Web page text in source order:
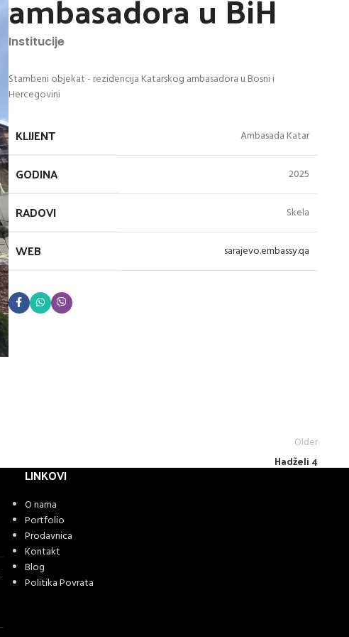
Institucije
Stambeni objekat - rezidencija Katarskog ambasadora u Bosni i
Hercegovini
KLIJENT Ambasada Katar
GODINA 2025
RADOVI Skela
WEB sarajevo.embassy.qa
Older
Hadželi 4
LINKOVI
O nama
Portfolio
Prodavnica
Kontakt
Blog
Politika Povrata